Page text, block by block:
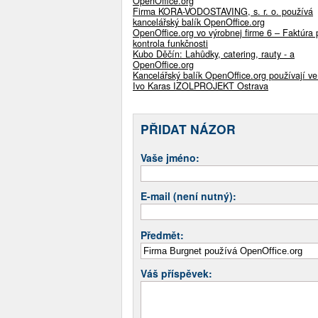
Firma KORA-VODOSTAVING, s. r. o. používá
kancelářský balík OpenOffice.org
OpenOffice.org vo výrobnej firme 6 – Faktúra
kontrola funkčnosti
Kubo Děčín: Lahůdky, catering, rauty - a
OpenOffice.org
Kancelářský balík OpenOffice.org používají
Ivo Karas IZOLPROJEKT Ostrava
PŘIDAT NÁZOR
Vaše jméno:
E-mail (není nutný):
Předmět:
Váš příspěvek: